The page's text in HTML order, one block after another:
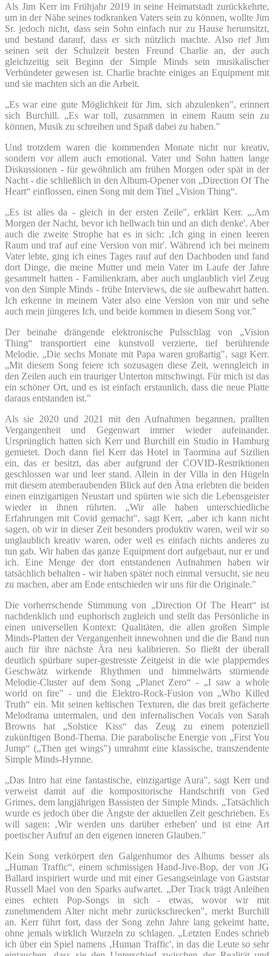
Als Jim Kerr im Frühjahr 2019 in seine Heimatstadt zurückkehrte,
um in der Nähe seines todkranken Vaters sein zu können, wollte Jim
Sr. jedoch nicht, dass sein Sohn einfach nur zu Hause herumsitzt,
und bestand darauf, dass er sich nützlich machte. Also rief Jim
seinen seit der Schulzeit besten Freund Charlie an, der auch
gleichzeitig seit Beginn der Simple Minds sein musikalischer
Verbündeter gewesen ist. Charlie brachte einiges an Equipment mit
und sie machten sich an die Arbeit.
„Es war eine gute Möglichkeit für Jim, sich abzulenken", erinnert
sich Burchill. „Es war toll, zusammen in einem Raum sein zu
können, Musik zu schreiben und Spaß dabei zu haben."
Und trotzdem waren die kommenden Monate nicht nur kreativ,
sondern vor allem auch emotional. Vater und Sohn hatten lange
Diskussionen - für gewöhnlich am frühen Morgen oder spät in der
Nacht - die schließlich in den Album-Opener von „Direction Of The
Heart“ einflossen, einen Song mit dem Titel „Vision Thing“.
„Es ist alles da - gleich in der ersten Zeile", erklärt Kerr. „‚Am
Morgen der Nacht, bevor ich hellwach bin und an dich denke'. Aber
auch die zweite Strophe hat es in sich: ‚Ich ging in einen leeren
Raum und traf auf eine Version von mir'. Während ich bei meinem
Vater lebte, ging ich eines Tages rauf auf den Dachboden und fand
dort Dinge, die meine Mutter und mein Vater im Laufe der Jahre
gesammelt hatten - Familienkram, aber auch unglaublich viel Zeug
von den Simple Minds - frühe Interviews, die sie aufbewahrt hatten.
Ich erkenne in meinem Vater also eine Version von mir und sehe
auch mein jüngeres Ich, und beide kommen in diesem Song vor."
Der beinahe drängende elektronische Pulsschlag von „Vision
Thing“ transportiert eine kunstvoll verzierte, tief berührende
Melodie. „Die sechs Monate mit Papa waren großartig", sagt Kerr.
„Mit diesem Song feiere ich sozusagen diese Zeit, wenngleich in
den Zeilen auch ein trauriger Unterton mitschwingt. Für mich ist das
ein schöner Ort, und es ist einfach erstaunlich, dass die neue Platte
daraus entstanden ist."
Als sie 2020 und 2021 mit den Aufnahmen begannen, prallten
Vergangenheit und Gegenwart immer wieder aufeinander.
Ursprünglich hatten sich Kerr und Burchill ein Studio in Hamburg
gemietet. Doch dann fiel Kerr das Hotel in Taormina auf Sizilien
ein, das er besitzt, das aber aufgrund der COVID-Restriktionen
geschlossen war und leer stand. Allein in der Villa in den Hügeln
mit diesem atemberaubenden Blick auf den Ätna erlebten die beiden
einen einzigartigen Neustart und spürten wie sich die Lebensgeister
wieder in ihnen rührten. „Wir alle haben unterschiedliche
Erfahrungen mit Covid gemacht", sagt Kerr, „aber ich kann nicht
sagen, ob wir in dieser Zeit besonders produktiv waren, weil wir so
unglaublich kreativ waren, oder weil es einfach nichts anderes zu
tun gab. Wir haben das ganze Equipment dort aufgebaut, nur er und
ich. Eine Menge der dort entstandenen Aufnahmen haben wir
tatsächlich behalten - wir haben später noch einmal versucht, sie neu
zu machen, aber am Ende entschieden wir uns für die Originale."
Die vorherrschende Stimmung von „Direction Of The Heart“ ist
nachdenklich und euphorisch zugleich und stellt das Persönliche in
einen universellen Kontext: Qualitäten, die allen großen Simple
Minds-Platten der Vergangenheit innewohnen und die die Band nun
auch für ihre nächste Ära neu kalibrieren. So fließt der überall
deutlich spürbare super-gestresste Zeitgeist in die wie plapperndes
Geschwätz wirkende Rhythmen und himmelwärts stürmende
Melodie-Cluster auf dem Song „Planet Zero“ - „I saw a whole
world on fire" - und die Elektro-Rock-Fusion von „Who Killed
Truth“ ein. Mit seinen keltischen Texturen, die das breit gefächerte
Melodrama untermalen, und den infernalischen Vocals von Sarah
Browns hat „Solstice Kiss“ das Zeug zu einem potenziell
zukünftigen Bond-Thema. Die parabolische Energie von „First You
Jump“ („Then get wings") umrahmt eine klassische, transzendente
Simple Minds-Hymne.
„Das Intro hat eine fantastische, einzigartige Aura", sagt Kerr und
verweist damit auf die kompositorische Handschrift von Ged
Grimes, dem langjährigen Bassisten der Simple Minds. „Tatsächlich
wurde es jedoch über die Ängste der aktuellen Zeit geschrieben. Es
will sagen: ‚Wir werden uns darüber erheben' und ist eine Art
poetischer Aufruf an den eigenen inneren Glauben."
Kein Song verkörpert den Galgenhumor des Albums besser als
„Human Traffic“, einem schmissigen Hand-Jive-Bop, der von JG
Ballard inspiriert wurde und mit einer Gesangseinlage von Gaststar
Russell Mael von den Sparks aufwartet. „Der Track trägt Anleihen
eines echten Pop-Songs in sich - etwas, wovor wir mit
zunehmendem Alter nicht mehr zurückschrecken", merkt Burchill
an. Kerr führt fort, dass der Song zehn Jahre lang gekeimt hatte,
ohne jemals wirklich Wurzeln zu schlagen. „Letzten Endes schrieb
ich über ein Spiel namens ‚Human Traffic', in das die Leute so sehr